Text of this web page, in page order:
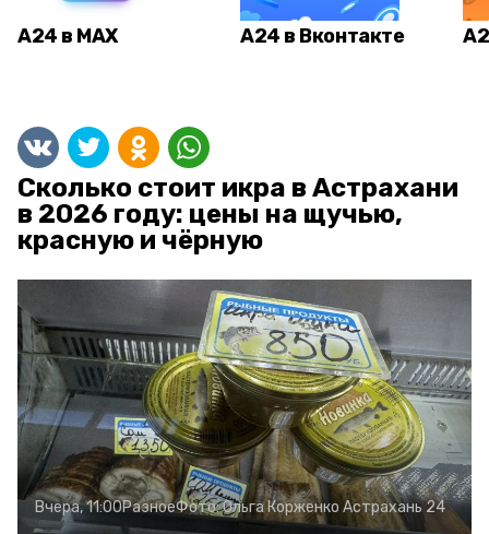
А24 в MAX А24 в Вконтакте
Сколько стоит икра в Астрахани
в 2026 году: цены на щучью,
красную и чёрную
Вчера, 11:00РазноеФото:Ольга Корженко Астрахань 24